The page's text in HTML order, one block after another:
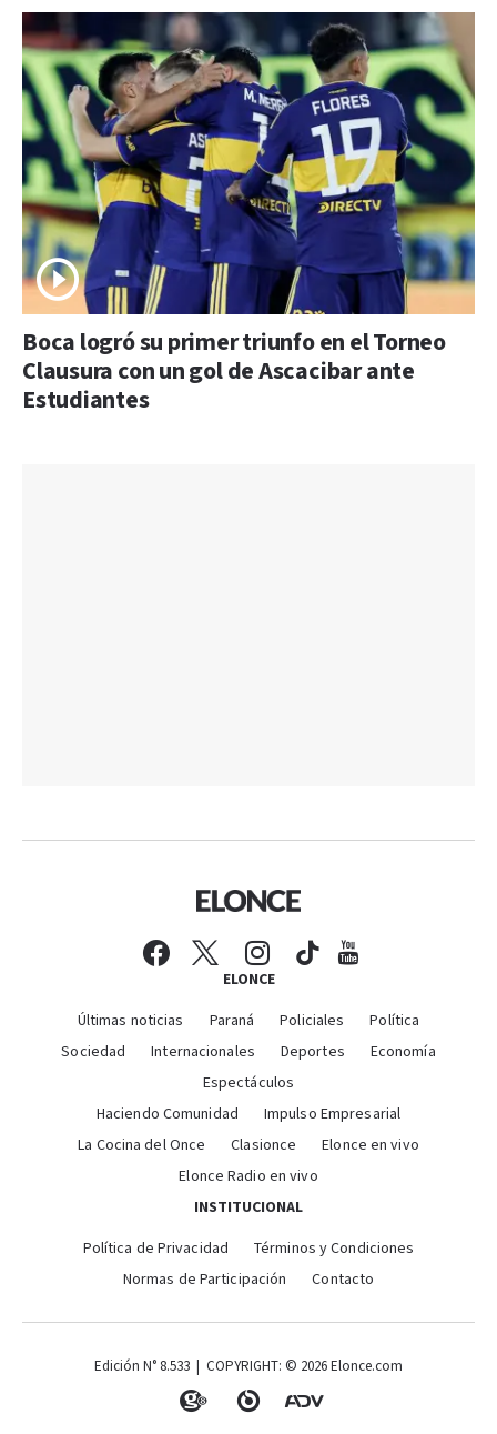
Boca logró su primer triunfo en el Torneo
Clausura con un gol de Ascacibar ante
Estudiantes
ELONCE
Últimas noticias Paraná Policiales
Política
Sociedad
Internacionales Deportes
Economía
Espectáculos
Haciendo Comunidad
Impulso Empresarial
La Cocina del Once
Clasionce
Elonce en vivo
Elonce Radio en vivo
INSTITUCIONAL
Política de Privacidad
Términos y Condiciones
Normas de Participación
Contacto
Edición N° 8.533 | COPYRIGHT: © 2026 Elonce.com